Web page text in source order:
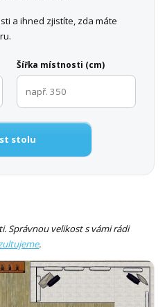
a ihned zjistíte, zda máte
Šířka místnosti (cm)
stolu
Správnou velikost s vámi rádi
.